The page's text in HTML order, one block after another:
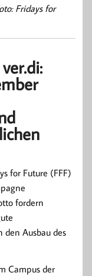
Fridays for
for Future (FFF)
fordern
Ausbau des
Campus der